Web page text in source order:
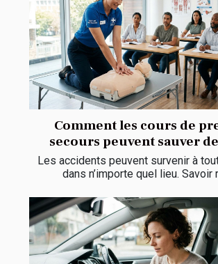
Comment les cours de
secours peuvent sauver
Les accidents peuvent survenir à
dans n’importe quel lieu. Savoir